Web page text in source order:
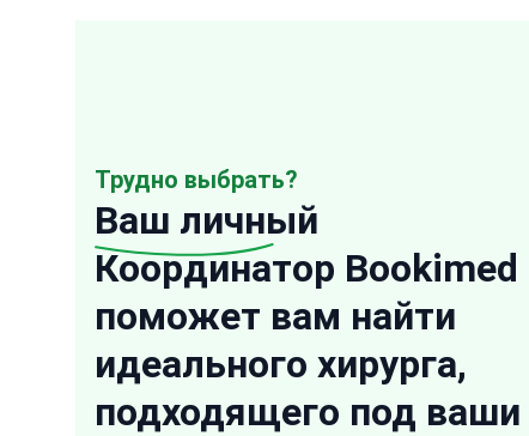
Трудно выбрать?
Ваш личный
Координатор Bookimed
поможет вам найти
идеального хирурга,
подходящего под ваши
“
Anonymous
USA 16 Oct, 2025 Проверенный